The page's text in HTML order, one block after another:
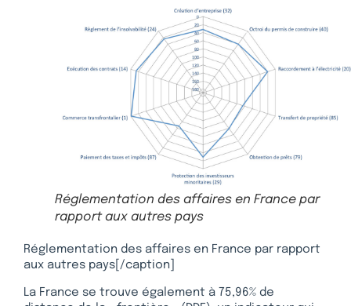
Réglementation des affaires en France par
rapport aux autres pays
Réglementation des affaires en France par rapport
aux autres pays[/caption]
La France se trouve également à 75,96% de